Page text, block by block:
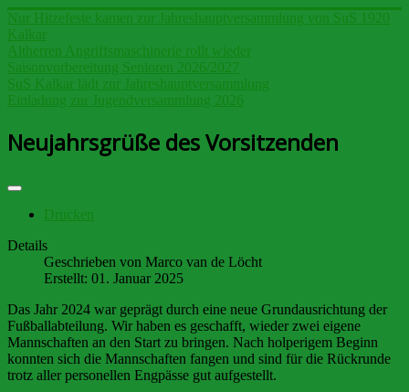
Nur Hitzefeste kamen zur Jahreshauptversammlung von SuS 1920
Kalkar
Altherren Angriffsmaschinerie rollt wieder
Saisonvorbereitung Senioren 2026/2027
SuS Kalkar lädt zur Jahreshauptversammlung
Einladung zur Jugendversammlung 2026
Neujahrsgrüße des Vorsitzenden
Drucken
Details
Geschrieben von Marco van de Löcht
Erstellt: 01. Januar 2025
Das Jahr 2024 war geprägt durch eine neue Grundausrichtung der
Fußballabteilung. Wir haben es geschafft, wieder zwei eigene
Mannschaften an den Start zu bringen. Nach holperigem Beginn
konnten sich die Mannschaften fangen und sind für die Rückrunde
trotz aller personellen Engpässe gut aufgestellt.